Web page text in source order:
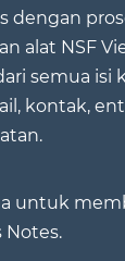
dengan
alat NSF
semua isi
kontak,
untuk
Notes.